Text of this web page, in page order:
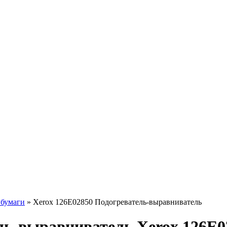
» Xerox 126E02850 Подогреватель-выравниватель